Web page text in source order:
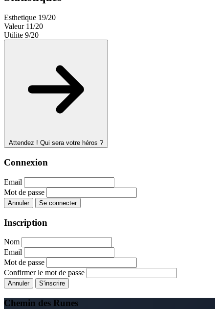
Esthetique 19/20
Valeur 11/20
Utilite 9/20
Attendez ! Qui sera votre héros ?
Connexion
Email
Mot de passe
Annuler Se connecter
Inscription
Nom
Email
Mot de passe
Confirmer le mot de passe
Annuler S'inscrire
Chemin des Runes